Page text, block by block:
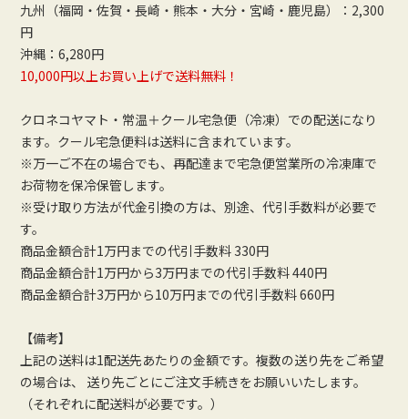
九州（福岡・佐賀・長崎・熊本・大分・宮崎・鹿児島）：2,300
円
沖縄：6,280円
10,000円以上お買い上げで送料無料！
クロネコヤマト・常温＋クール宅急便（冷凍）での配送になり
ます。クール宅急便料は送料に含まれています。
※万一ご不在の場合でも、再配達まで宅急便営業所の冷凍庫で
お荷物を保冷保管します。
※受け取り方法が代金引換の方は、別途、代引手数料が必要で
す。
商品金額合計1万円までの代引手数料 330円
商品金額合計1万円から3万円までの代引手数料 440円
商品金額合計3万円から10万円までの代引手数料 660円
【備考】
上記の送料は1配送先あたりの金額です。複数の送り先をご希望
の場合は、 送り先ごとにご注文手続きをお願いいたします。
（それぞれに配送料が必要です。）